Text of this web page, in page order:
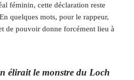
féminin, cette déclaration reste
quelques mots, pour le rappeur,
de pouvoir donne forcément lieu à
élirait le monstre du Loch